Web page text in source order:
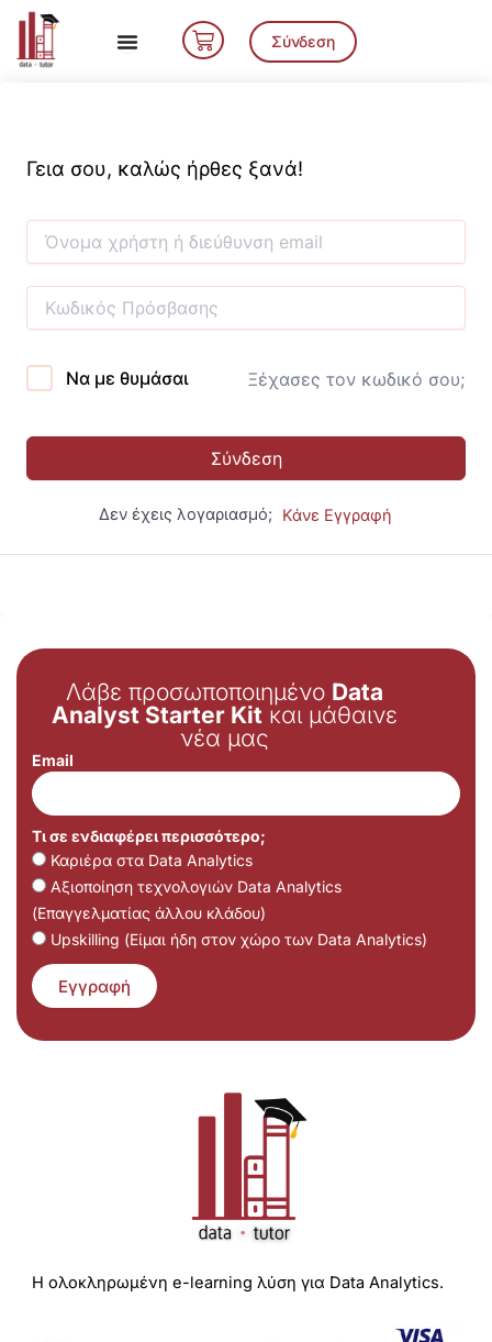
Μετάβαση
περιεχόμενο
Cart Σύνδεση
Γεια σου, καλώς ήρθες ξανά!
Να με θυμάσαι Ξέχασες τον κωδικό σου;
Σύνδεση
Δεν έχεις λογαριασμό; Κάνε Εγγραφή
Λάβε προσωποποιημένο Data
Analyst Starter Kit και μάθαινε
νέα μας
Email
Τι σε ενδιαφέρει περισσότερο;
Καριέρα στα Data Analytics
Αξιοποίηση τεχνολογιών Data Analytics
(Επαγγελματίας άλλου κλάδου)
Upskilling (Είμαι ήδη στον χώρο των Data Analytics)
Εγγραφή
Η ολοκληρωμένη e-learning λύση για Data Analytics.